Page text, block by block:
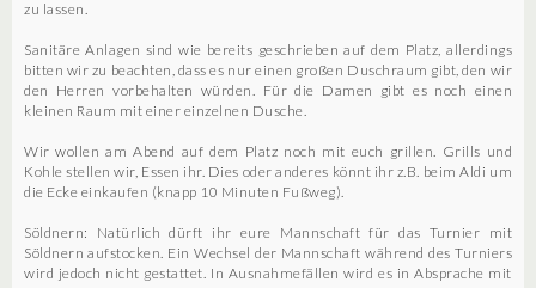
zu lassen.
Sanitäre Anlagen sind wie bereits geschrieben auf dem Platz, allerdings
bitten wir zu beachten, dass es nur einen großen Duschraum gibt, den wir
den Herren vorbehalten würden. Für die Damen gibt es noch einen
kleinen Raum mit einer einzelnen Dusche.
Wir wollen am Abend auf dem Platz noch mit euch grillen. Grills und
Kohle stellen wir, Essen ihr. Dies oder anderes könnt ihr z.B. beim Aldi um
die Ecke einkaufen (knapp 10 Minuten Fußweg).
Söldnern: Natürlich dürft ihr eure Mannschaft für das Turnier mit
Söldnern aufstocken. Ein Wechsel der Mannschaft während des Turniers
wird jedoch nicht gestattet. In Ausnahmefällen wird es in Absprache mit